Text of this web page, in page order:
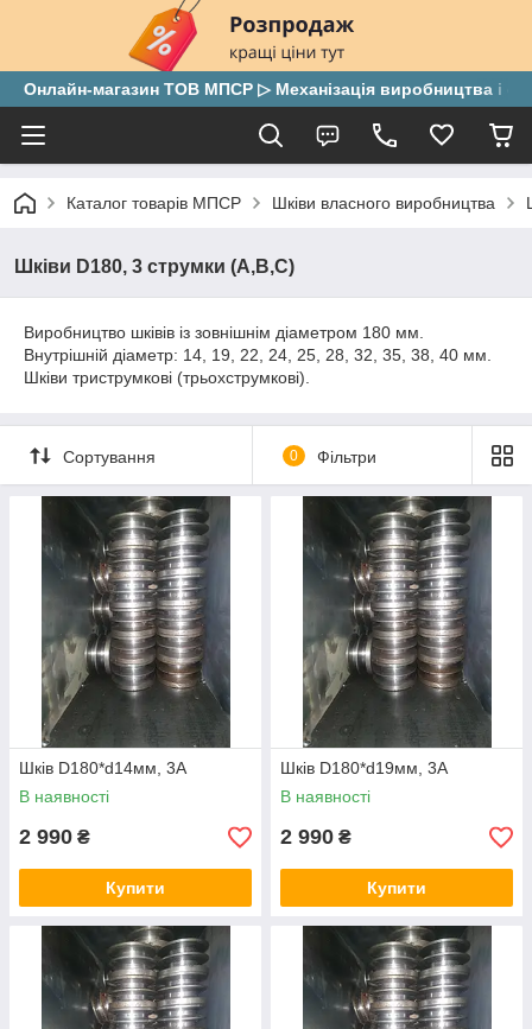
Онлайн-магазин ТОВ МПСР ▷ Механізація виробництва і
Каталог товарів МПСР Шківи власного виробництва
Шківи D180, 3 струмки (А,В,С)
Виробництво шківів із зовнішнім діаметром 180 мм.
Внутрішній діаметр: 14, 19, 22, 24, 25, 28, 32, 35, 38, 40 мм.
Шківи триструмкові (трьохструмкові).
Сортування 0 Фільтри
Шків D180*d14мм, 3А
В наявності
2 990 ₴
Купити
Шків D180*d19мм, 3А
В наявності
2 990 ₴
Купити